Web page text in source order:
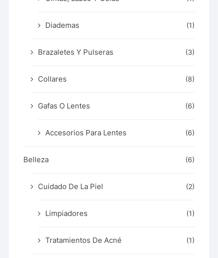
Diademas (1)
Brazaletes Y Pulseras (3)
Collares (8)
Gafas O Lentes (6)
Accesorios Para Lentes (6)
Belleza (6)
Cuidado De La Piel (2)
Limpiadores (1)
Tratamientos De Acné (1)